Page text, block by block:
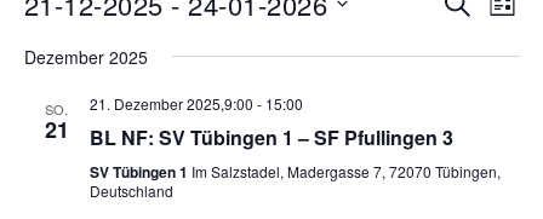
und
Liste
wählen.
Dezember 2025
SO.
21
21. Dezember 2025,9:00 - 15:00
BL NF: SV Tübingen 1 – SF Pfullingen 3
SV Tübingen 1 Im Salzstadel, Madergasse 7, 72070 Tübingen,
Deutschland